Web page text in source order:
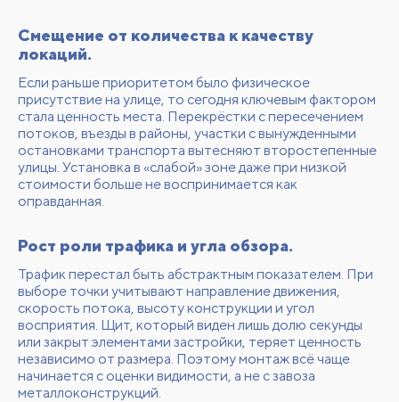
Смещение от количества к качеству
локаций.
Если раньше приоритетом было физическое
присутствие на улице, то сегодня ключевым фактором
стала ценность места. Перекрёстки с пересечением
потоков, въезды в районы, участки с вынужденными
остановками транспорта вытесняют второстепенные
улицы. Установка в «слабой» зоне даже при низкой
стоимости больше не воспринимается как
оправданная.
Рост роли трафика и угла обзора.
Трафик перестал быть абстрактным показателем. При
выборе точки учитывают направление движения,
скорость потока, высоту конструкции и угол
восприятия. Щит, который виден лишь долю секунды
или закрыт элементами застройки, теряет ценность
независимо от размера. Поэтому монтаж всё чаще
начинается с оценки видимости, а не с завоза
металлоконструкций.